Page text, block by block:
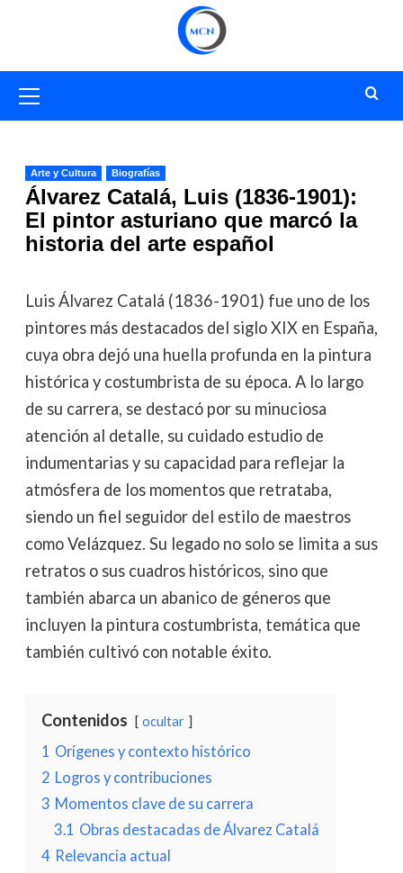
primario
Arte y Cultura Biografías
Álvarez Catalá, Luis (1836-1901):
El pintor asturiano que marcó la
historia del arte español
Luis Álvarez Catalá (1836-1901) fue uno de los
pintores más destacados del siglo XIX en España,
cuya obra dejó una huella profunda en la pintura
histórica y costumbrista de su época. A lo largo
de su carrera, se destacó por su minuciosa
atención al detalle, su cuidado estudio de
indumentarias y su capacidad para reflejar la
atmósfera de los momentos que retrataba,
siendo un fiel seguidor del estilo de maestros
como Velázquez. Su legado no solo se limita a sus
retratos o sus cuadros históricos, sino que
también abarca un abanico de géneros que
incluyen la pintura costumbrista, temática que
también cultivó con notable éxito.
Contenidos ocultar
1 Orígenes y contexto histórico
2 Logros y contribuciones
3 Momentos clave de su carrera
3.1 Obras destacadas de Álvarez Catalá
4 Relevancia actual